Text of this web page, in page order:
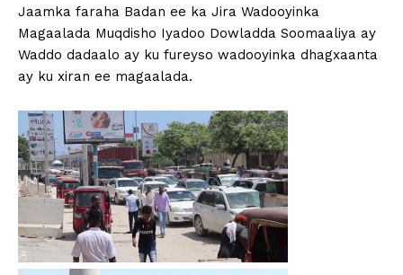
Jaamka faraha Badan ee ka Jira Wadooyinka
Magaalada Muqdisho Iyadoo Dowladda Soomaaliya ay
Waddo dadaalo ay ku fureyso wadooyinka dhagxaanta
ay ku xiran ee magaalada.